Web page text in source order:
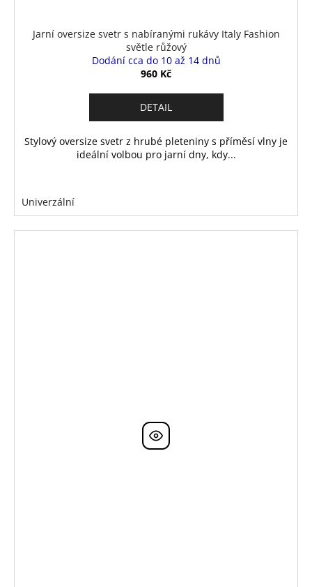
Jarní oversize svetr s nabíranými rukávy Italy Fashion
světle růžový
Dodání cca do 10 až 14 dnů
960 Kč
DETAIL
Stylový oversize svetr z hrubé pleteniny s příměsí vlny je
ideální volbou pro jarní dny, kdy...
Univerzální